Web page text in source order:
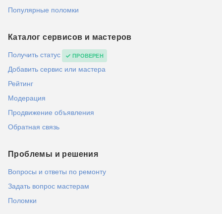
Популярные поломки
Каталог сервисов и мастеров
Получить статус ПРОВЕРЕН
Добавить сервис или мастера
Рейтинг
Модерация
Продвижение объявления
Обратная связь
Проблемы и решения
Вопросы и ответы по ремонту
Задать вопрос мастерам
Поломки